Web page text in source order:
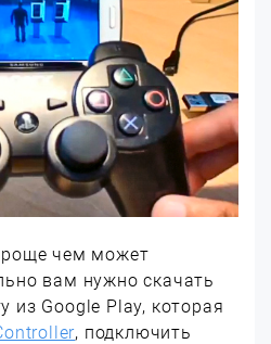
чем может
вам нужно скачать
из Google Play, которая
, подключить